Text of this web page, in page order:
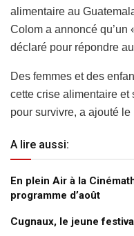
alimentaire au
Colom a annoncé qu’un
déclaré pour répondre
Des femmes et des
cette crise alimentaire et
pour survivre, a ajouté
A lire aussi:
En plein Air à la
programme d’août
Cugnaux, le jeune